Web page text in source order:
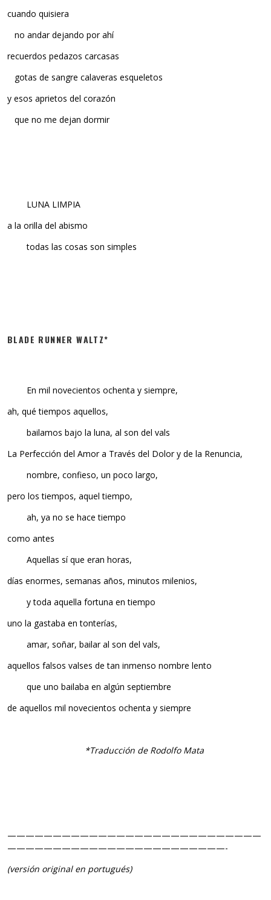
cuando quisiera
no andar dejando por ahí
recuerdos pedazos carcasas
gotas de sangre calaveras esqueletos
y esos aprietos del corazón
que no me dejan dormir
LUNA LIMPIA
a la orilla del abismo
todas las cosas son simples
BLADE RUNNER WALTZ*
En mil novecientos ochenta y siempre,
ah, qué tiempos aquellos,
bailamos bajo la luna, al son del vals
La Perfección del Amor a Través del Dolor y de la Renuncia,
nombre, confieso, un poco largo,
pero los tiempos, aquel tiempo,
ah, ya no se hace tiempo
como antes
Aquellas sí que eran horas,
días enormes, semanas años, minutos milenios,
y toda aquella fortuna en tiempo
uno la gastaba en tonterías,
amar, soñar, bailar al son del vals,
aquellos falsos valses de tan inmenso nombre lento
que uno bailaba en algún septiembre
de aquellos mil novecientos ochenta y siempre
*Traducción de Rodolfo Mata
————————————————————————————
————————————————————————-
(versión original en portugués)